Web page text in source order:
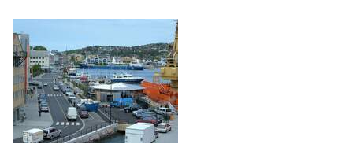
Hurtigruten ASA, Tromso